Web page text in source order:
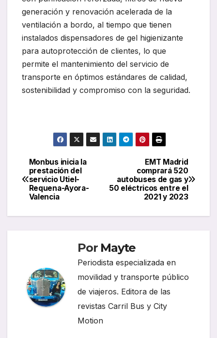
generación y renovación acelerada de la
ventilación a bordo, al tiempo que tienen
instalados dispensadores de gel higienizante
para autoprotección de clientes, lo que
permite el mantenimiento del servicio de
transporte en óptimos estándares de calidad,
sostenibilidad y compromiso con la seguridad.
Navegación
de
EMT Madrid
comprará 520
autobuses de gas y
50 eléctricos entre el
2021 y 2023
Monbus inicia la
prestación del
servicio Utiel-
Requena-Ayora-
Valencia
Por Mayte
Periodista especializada en
movilidad y transporte público
de viajeros. Editora de las
revistas Carril Bus y City
Motion